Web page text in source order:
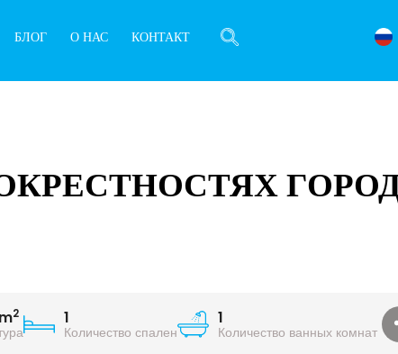
БЛОГ О НАС КОНТАКТ
2 1
Количество спален
1
Количество ванных комнат